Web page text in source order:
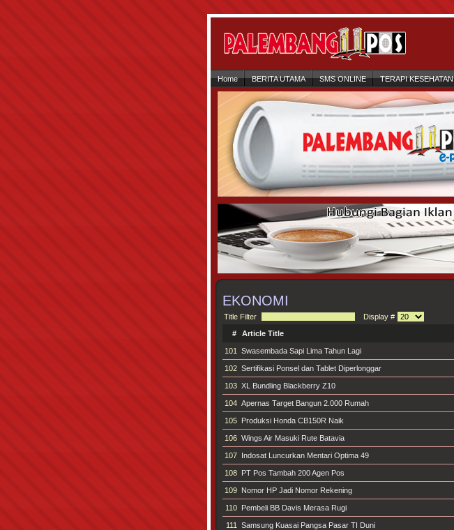
Home BERITA UTAMA SMS ONLINE TERAPI KESEHATAN
EKONOMI
Title Filter
Display #
#
Article Title
101 Swasembada Sapi Lima Tahun Lagi
102 Sertifikasi Ponsel dan Tablet Diperlonggar
103 XL Bundling Blackberry Z10
104 Apernas Target Bangun 2.000 Rumah
105 Produksi Honda CB150R Naik
106 Wings Air Masuki Rute Batavia
107 Indosat Luncurkan Mentari Optima 49
108 PT Pos Tambah 200 Agen Pos
109 Nomor HP Jadi Nomor Rekening
110 Pembeli BB Davis Merasa Rugi
111 Samsung Kuasai Pangsa Pasar TI Duni